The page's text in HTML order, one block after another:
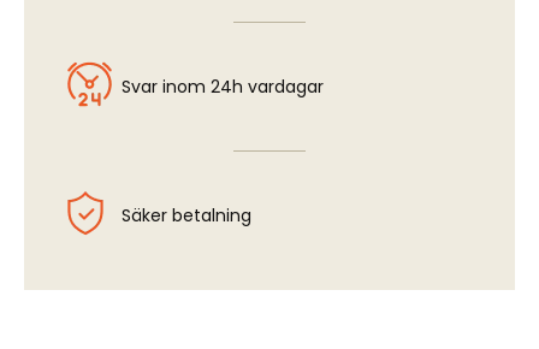
Svar inom 24h vardagar
Säker betalning